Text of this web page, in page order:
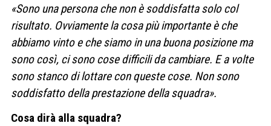
«Sono una persona che non è soddisfatta solo col
risultato. Ovviamente la cosa più importante è che
abbiamo vinto e che siamo in una buona posizione ma
sono così, ci sono cose difficili da cambiare. E a volte
sono stanco di lottare con queste cose. Non sono
soddisfatto della prestazione della squadra».
Cosa dirà alla squadra?